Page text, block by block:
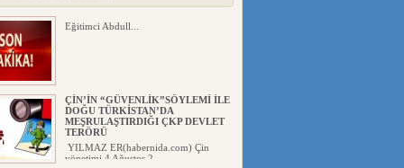
Eğitimci Abdull...
ÇİN’İN “GÜVENLİK”SÖYLEMİ İLE
DOĞU TÜRKİSTAN’DA
MEŞRULAŞTIRDIĞI ÇKP DEVLET
TERÖRÜ
YILMAZ ER(habernida.com) Çin
yönetimi 4 Ağustos 2...